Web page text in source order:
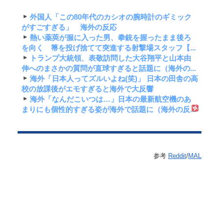
外国人「この80年代のカシオの腕時計のギミック
がすごすぎる」 海外の反応
熱い薬莢が服に入った男、拳銃を握ったまま後ろ
を向く 箒を投げ捨てて突進する射撃場スタッフ【...
トランプ大統領、表敬訪問した大谷翔平と山本由
伸へのまさかの質問が直球すぎると話題に（海外の...
海外「日本人ってズルいよね(笑)」 日本の田舎の高
校の放課後がエモすぎると海外で大反響
海外「なんだこいつは…」日本の最新航空機のあ
まりにも個性的すぎる姿が海外で話題に（海外の反...
参考 Reddit/MAL